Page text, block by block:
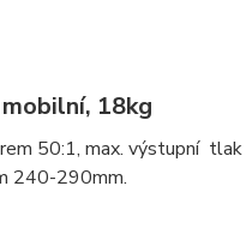
18kg
50:1, max. výstupní
240-290mm.